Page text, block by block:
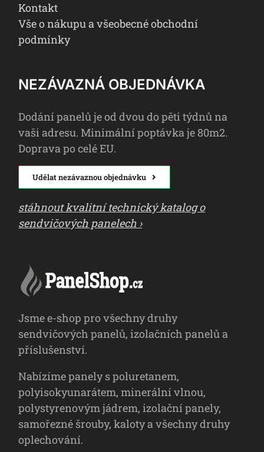
Kontakt
Vše o nákupu a všeobecné obchodní
podmínky
NEZÁVAZNÁ OBJEDNÁVKA
Dodání panelů je od dvou do pěti týdnů na
vaši adresu. Minimální poptávka je 80m2.
Doprava po celé EU.
Udělat nezávaznou objednávku
stáhnout kvalitní technický katalog o
sendvičových panelech ›
Jsme e-shop pro všechny druhy
sendvičových panelů, izolačních panelů a
příslušenství.
Nabízíme panely s poluretanem,
polyisokyunarátem, minerální vlnou,
polystyrenovým jádrem, izolační panely,
samořezné šrouby, kaloty a všechny druhy
oplechování.